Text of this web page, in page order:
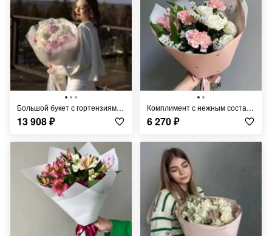
Большой букет с гортензиями FT1321
13 908₽
Комплимент с нежным составом и розами FT449
6 270₽